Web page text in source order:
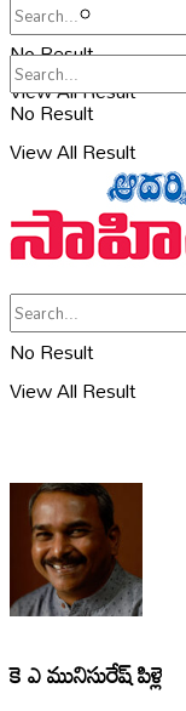
No Result
View All Result
No Result
View All Result
No Result
View All Result
కె ఎ మునిసురేష్ పిళ్లె